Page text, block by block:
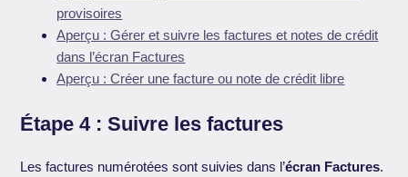
provisoires
Aperçu : Gérer et suivre les factures et notes de crédit
dans l’écran Factures
Aperçu : Créer une facture ou note de crédit libre
Étape 4 : Suivre les factures
Les factures numérotées sont suivies dans l’écran Factures.